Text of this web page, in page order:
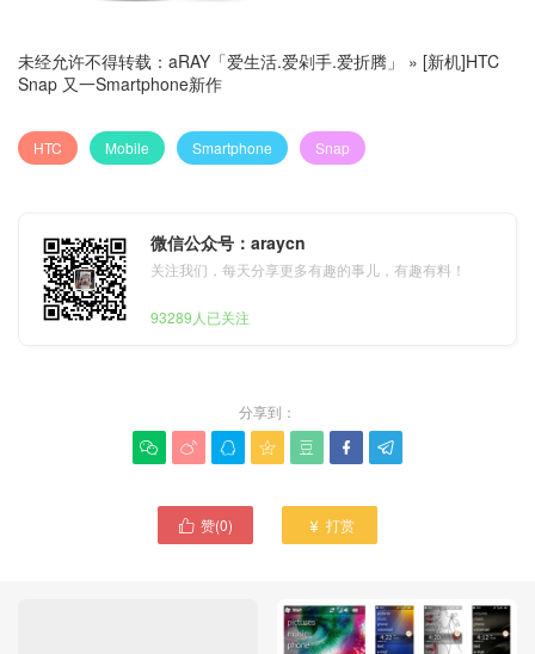
未经允许不得转载： aRAY「爱生活.爱剁手.爱折腾」 » [新机]HTC
Snap 又一Smartphone新作
HTC Mobile Smartphone Snap
微信公众号：araycn
关注我们，每天分享更多有趣的事儿，有趣有料！
93289人已关注
分享到：
      
 赞(0)  打赏